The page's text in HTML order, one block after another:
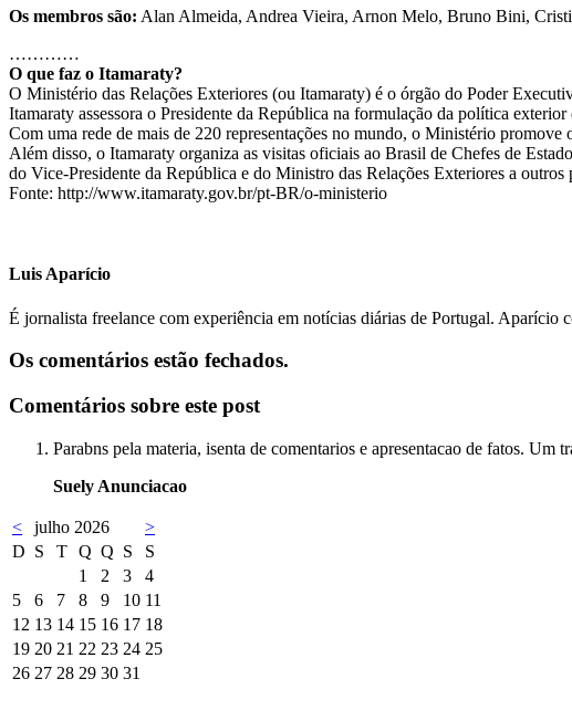
Os membros são: Alan Almeida, Andrea Vieira, Arnon Melo, Bruno Bini,
…………
O que faz o Itamaraty?
O Ministério das Relações Exteriores (ou Itamaraty) é o órgão do Poder
Itamaraty assessora o Presidente da República na formulação da política
Com uma rede de mais de 220 representações no mundo, o Ministério promove
Além disso, o Itamaraty organiza as visitas oficiais ao Brasil de Chefes de
do Vice-Presidente da República e do Ministro das Relações Exteriores a outros
Fonte: http://www.itamaraty.gov.br/pt-BR/o-ministerio
Luis Aparício
É jornalista freelance com experiência em notícias diárias de Portugal. Aparício
Os comentários estão fechados.
Comentários sobre este post
Parabns pela materia, isenta de comentarios e apresentacao de fatos.
Suely Anunciacao
< julho 2026
>
D S T Q Q S
S
1
2 3
4
5
6 7 8 9 10 11
12 13 14 15 16 17 18
19 20 21 22 23 24 25
26 27 28 29 30 31